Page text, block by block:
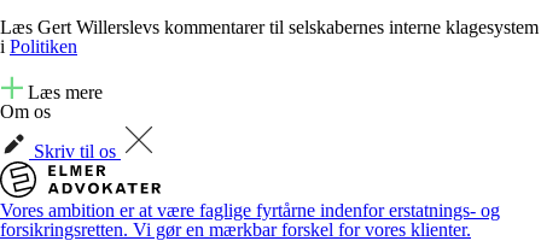
Læs Gert Willerslevs kommentarer til selskabernes interne klagesystem
i Politiken
Læs mere
Om os
Skriv til os
Vores ambition er at være faglige fyrtårne indenfor erstatnings- og
forsikringsretten. Vi gør en mærkbar forskel for vores klienter.